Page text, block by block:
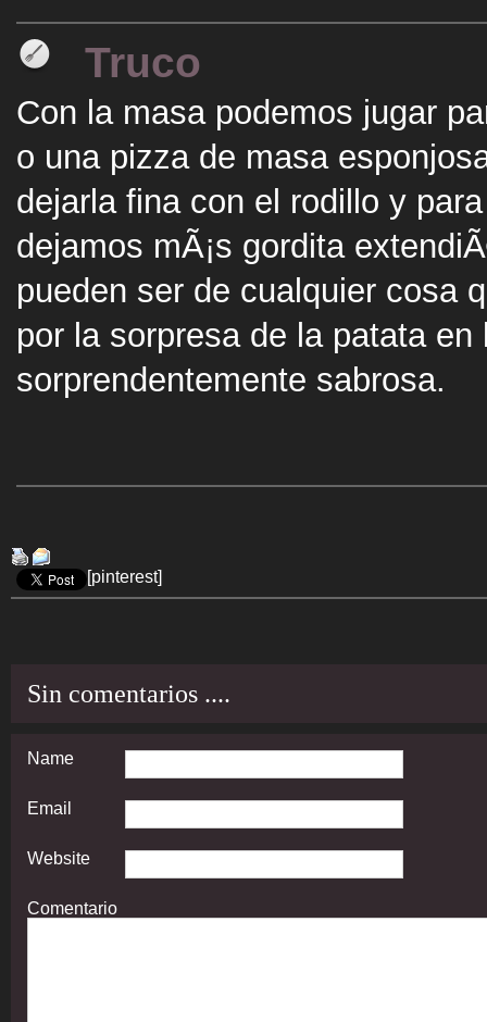
Truco
Con la masa podemos jugar
o una pizza de masa
dejarla fina con el rodillo y
dejamos mÃ¡s gordita
pueden ser de cualquier cosa
por la sorpresa de la patata
sorprendentemente sabrosa.
[pinterest]
Sin comentarios ....
Name
Email
Website
Comentario